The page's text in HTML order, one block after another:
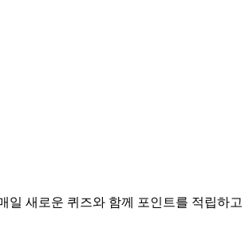
일 새로운 퀴즈와 함께 포인트를 적립하고